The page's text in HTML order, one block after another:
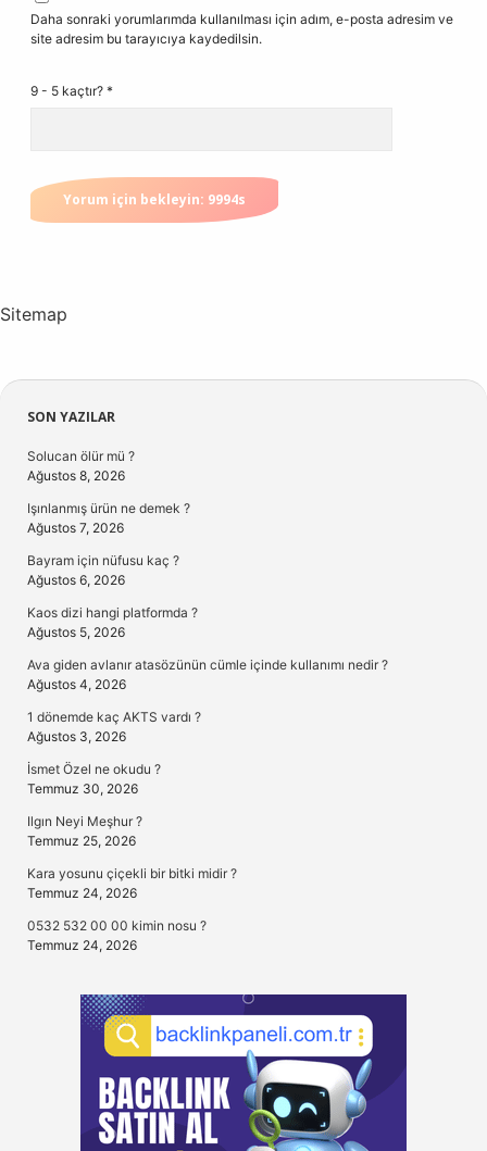
Daha sonraki yorumlarımda kullanılması için adım, e-posta adresim ve
site adresim bu tarayıcıya kaydedilsin.
9 - 5 kaçtır? *
Sitemap
Sidebar
SON YAZILAR
Solucan ölür mü ?
Ağustos 8, 2026
Işınlanmış ürün ne demek ?
Ağustos 7, 2026
Bayram için nüfusu kaç ?
Ağustos 6, 2026
Kaos dizi hangi platformda ?
Ağustos 5, 2026
Ava giden avlanır atasözünün cümle içinde kullanımı nedir ?
Ağustos 4, 2026
1 dönemde kaç AKTS vardı ?
Ağustos 3, 2026
İsmet Özel ne okudu ?
Temmuz 30, 2026
Ilgın Neyi Meşhur ?
Temmuz 25, 2026
Kara yosunu çiçekli bir bitki midir ?
Temmuz 24, 2026
0532 532 00 00 kimin nosu ?
Temmuz 24, 2026